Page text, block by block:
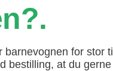
for stor til
bestilling, at du gerne